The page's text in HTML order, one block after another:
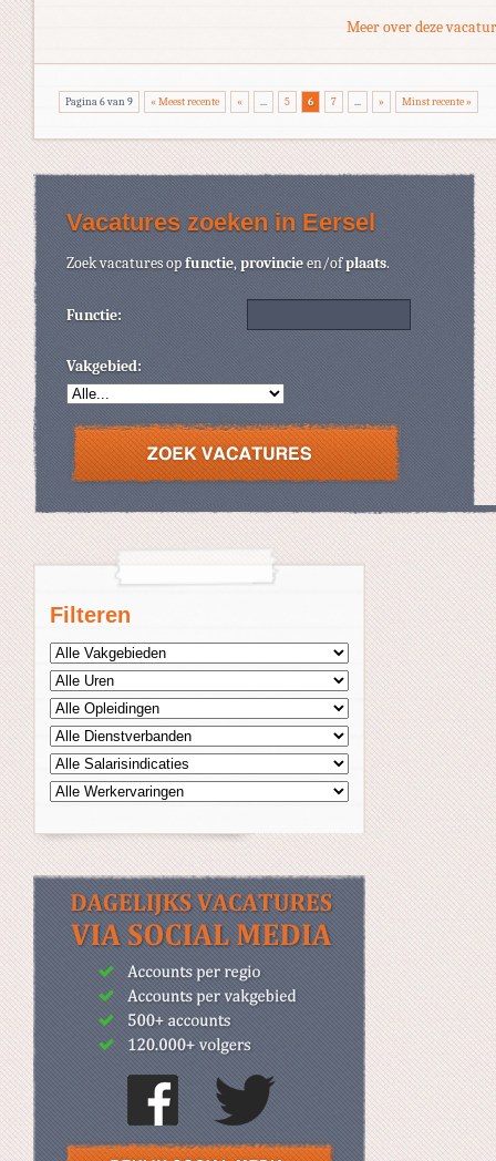
Filteren
Meer over deze
Pagina 6 van 9 « Meest recente « ... 5 6 7 ... » Minst recente »
Vacatures zoeken in Eersel
Zoek vacatures opfunctie,provincieen/ofplaats.
Functie:
Vakgebied: